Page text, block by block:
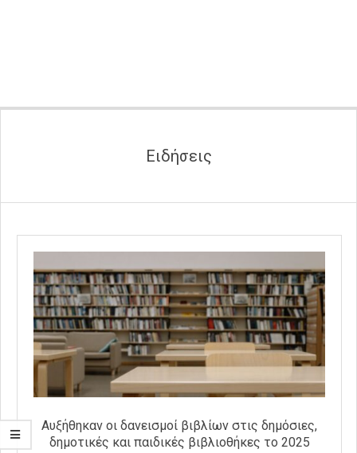
Ειδήσεις
Αυξήθηκαν οι δανεισμοί βιβλίων στις δημόσιες,
δημοτικές και παιδικές βιβλιοθήκες το 2025